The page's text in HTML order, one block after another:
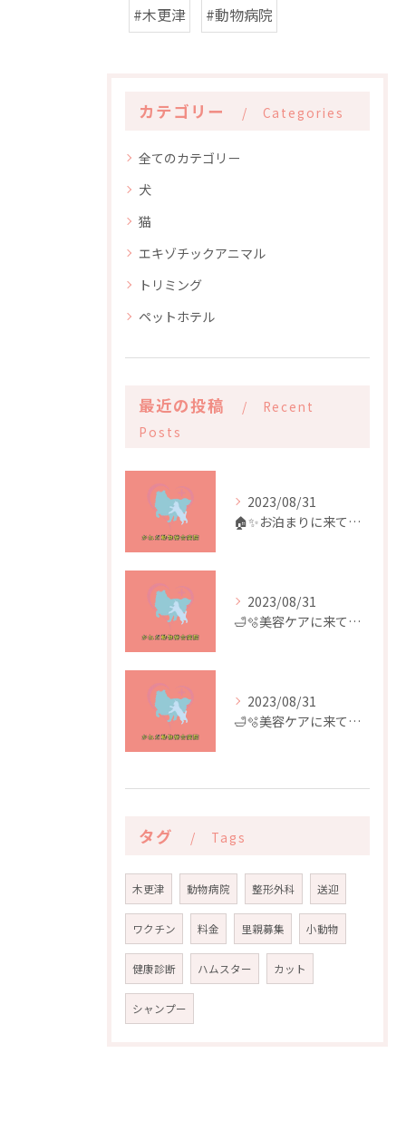
#木更津 #動物病院
カテゴリー Categories
全てのカテゴリー
犬
猫
エキゾチックアニマル
トリミング
ペットホテル
最近の投稿
Recent
Posts
2023/08/31
🏠✨️お泊まりに来てくれたお友達✨️🏠
2023/08/31
🛁🫧美容ケアに来てくれたお友達🫧🛁
2023/08/31
🛁🫧美容ケアに来てくれたお友達🫧🛁
タグ Tags
木更津 動物病院 整形外科 送迎
ワクチン 料金 里親募集 小動物
健康診断 ハムスター カット
シャンプー